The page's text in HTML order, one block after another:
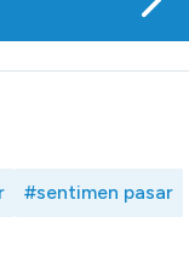
#sentimen pasar